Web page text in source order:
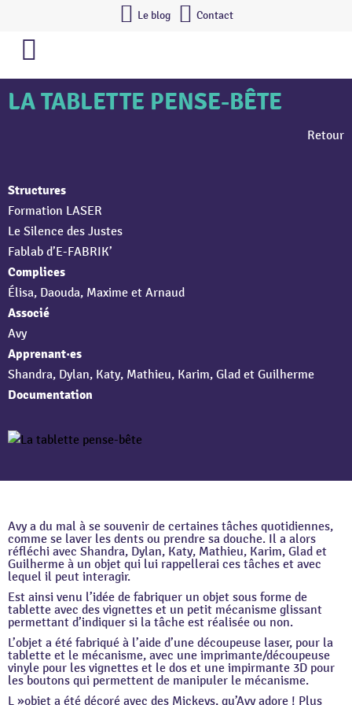
Le blog Contact
LA TABLETTE PENSE-BÊTE
Retour
Structures
Formation LASER
Le Silence des Justes
Fablab d’E-FABRIK’
Complices
Élisa, Daouda, Maxime et Arnaud
Associé
Avy
Apprenant·es
Shandra, Dylan, Katy, Mathieu, Karim, Glad et Guilherme
Documentation
Avy a du mal à se souvenir de certaines tâches quotidiennes,
comme se laver les dents ou prendre sa douche. Il a alors
réfléchi avec Shandra, Dylan, Katy, Mathieu, Karim, Glad et
Guilherme à un objet qui lui rappellerai ces tâches et avec
lequel il peut interagir.
Est ainsi venu l’idée de fabriquer un objet sous forme de
tablette avec des vignettes et un petit mécanisme glissant
permettant d’indiquer si la tâche est réalisée ou non.
L’objet a été fabriqué à l’aide d’une découpeuse laser, pour la
tablette et le mécanisme, avec une imprimante/découpeuse
vinyle pour les vignettes et le dos et une impirmante 3D pour
les boutons qui permettent de manipuler le mécanisme.
L »objet a été décoré avec des Mickeys, qu’Avy adore ! Plus